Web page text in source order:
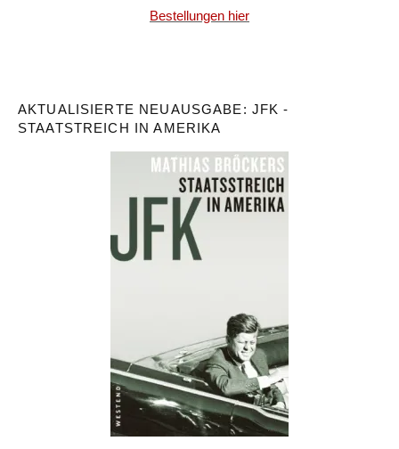
Bestellungen hier
AKTUALISIERTE NEUAUSGABE: JFK -
STAATSTREICH IN AMERIKA